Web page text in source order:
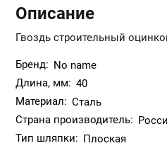
Описание
Гвоздь строительный
Бренд: No name
Длина, мм: 40
Материал: Сталь
Страна производитель:
Тип шляпки: Плоская